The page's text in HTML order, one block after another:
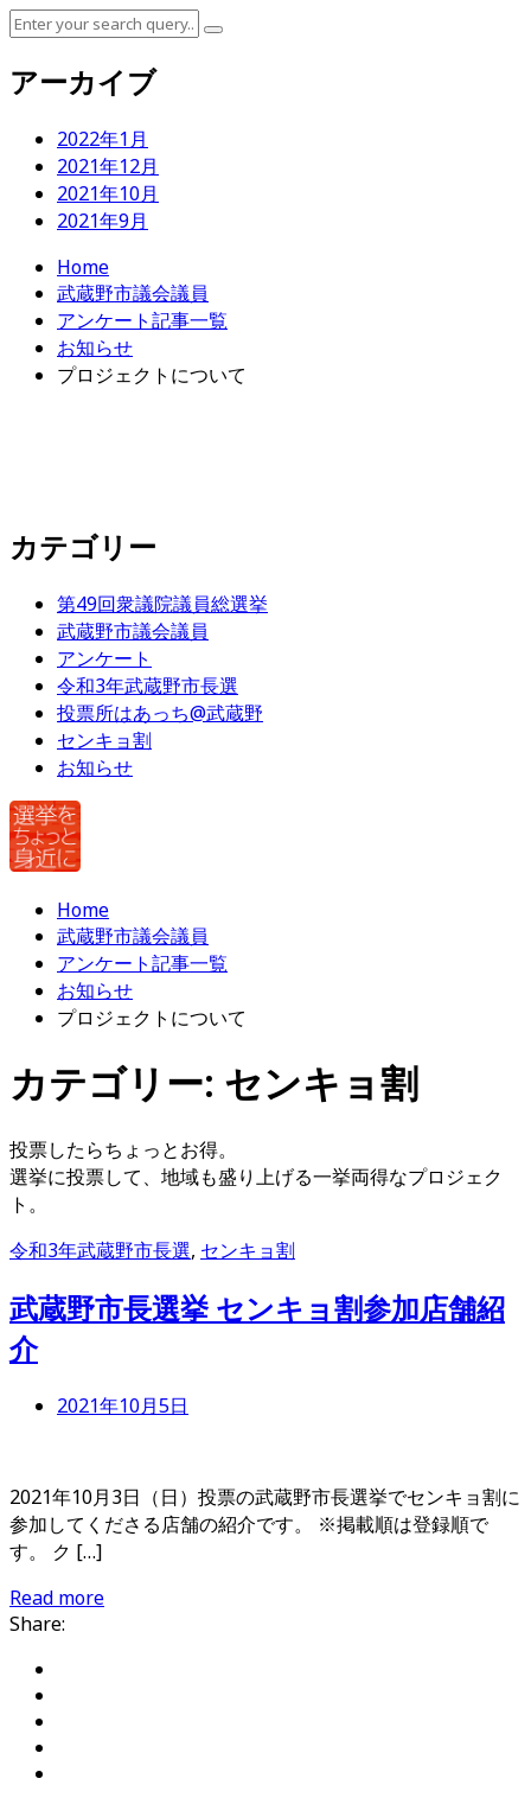
アーカイブ
2022年1月
2021年12月
2021年10月
2021年9月
Home
武蔵野市議会議員
アンケート記事一覧
お知らせ
プロジェクトについて
カテゴリー
第49回衆議院議員総選挙
武蔵野市議会議員
アンケート
令和3年武蔵野市長選
投票所はあっち@武蔵野
センキョ割
お知らせ
Home
武蔵野市議会議員
アンケート記事一覧
お知らせ
プロジェクトについて
カテゴリー: センキョ割
投票したらちょっとお得。
選挙に投票して、地域も盛り上げる一挙両得なプロジェク
ト。
令和3年武蔵野市長選, センキョ割
武蔵野市長選挙 センキョ割参加店舗紹
介
2021年10月5日
2021年10月3日（日）投票の武蔵野市長選挙でセンキョ割に
参加してくださる店舗の紹介です。 ※掲載順は登録順で
す。 ク […]
Read more
Share: